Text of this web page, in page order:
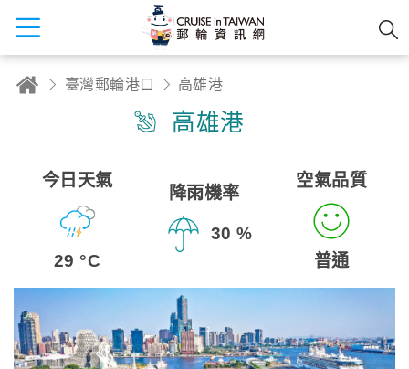
臺灣郵輪港口 高雄港
高雄港
今日天氣
29 °C
降雨機率
30 %
空氣品質
普通